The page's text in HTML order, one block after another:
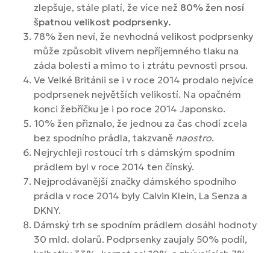
zlepšuje, stále platí, že více než 80% žen nosí
špatnou velikost podprsenky.
78% žen neví, že nevhodná velikost podprsenky
může způsobit vlivem nepříjemného tlaku na
záda bolesti a mimo to i ztrátu pevnosti prsou.
Ve Velké Británii se i v roce 2014 prodalo nejvíce
podprsenek největších velikostí. Na opačném
konci žebříčku je i po roce 2014 Japonsko.
10% žen přiznalo, že jednou za čas chodí zcela
bez spodního prádla, takzvaně naostro.
Nejrychleji rostoucí trh s dámským spodním
prádlem byl v roce 2014 ten čínský.
Nejprodávanější značky dámského spodního
prádla v roce 2014 byly Calvin Klein, La Senza a
DKNY.
Dámský trh se spodním prádlem dosáhl hodnoty
30 mld. dolarů. Podprsenky zaujaly 50% podíl,